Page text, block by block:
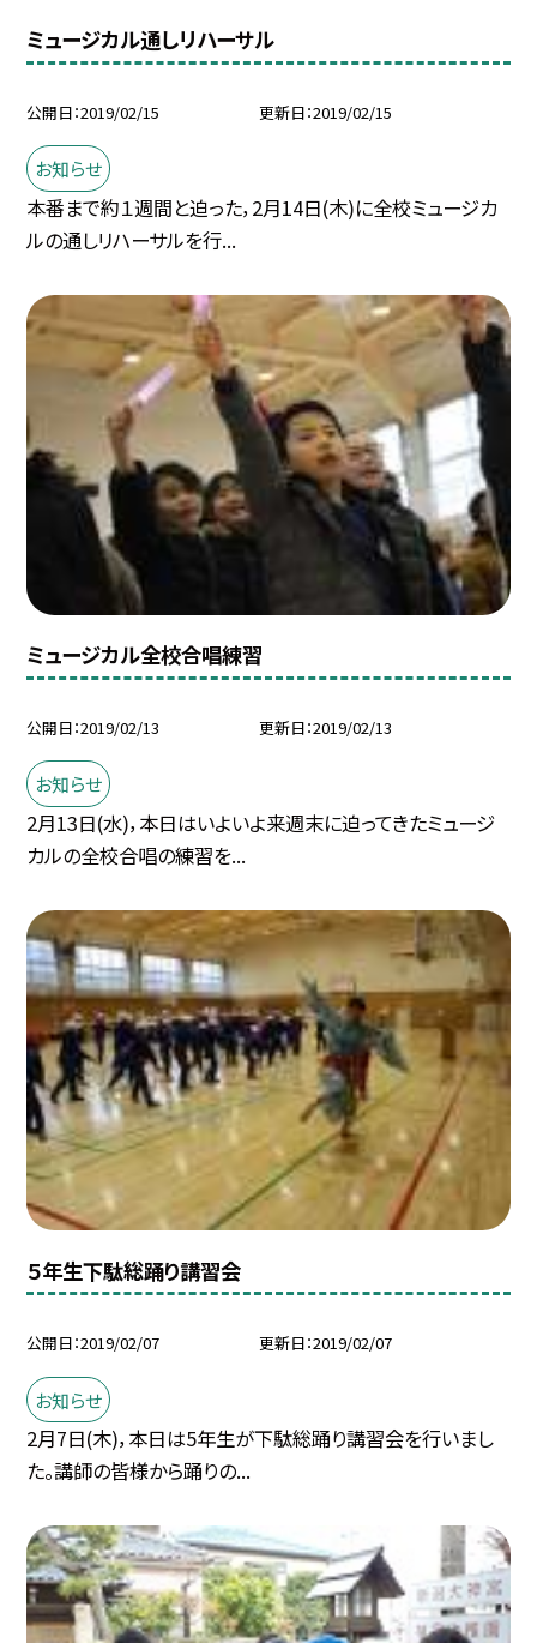
ミュージカル通しリハーサル
公開日 2019/02/15 更新日 2019/02/15
お知らせ
本番まで約１週間と迫った，2月14日(木)に全校ミュージカ
ルの通しリハーサルを行...
ミュージカル全校合唱練習
公開日 2019/02/13 更新日 2019/02/13
お知らせ
2月13日(水)，本日はいよいよ来週末に迫ってきたミュージ
カルの全校合唱の練習を...
５年生下駄総踊り講習会
公開日 2019/02/07 更新日 2019/02/07
お知らせ
2月7日(木)，本日は5年生が下駄総踊り講習会を行いまし
た。講師の皆様から踊りの...